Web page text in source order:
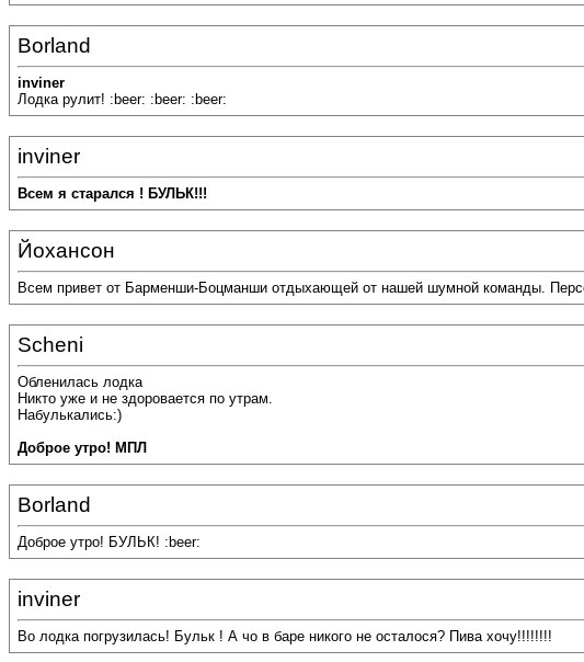
Borland
inviner
Лодка рулит! :beer: :beer: :beer:
inviner
Всем я старался ! БУЛЬК!!!
Йохансон
Всем привет от Барменши-Боцманши отдыхающей от нашей шумной команды.
Scheni
Обленилась лодка
Никто уже и не здоровается по утрам.
Набулькались:)
Доброе утро! МПЛ
Borland
Доброе утро! БУЛЬК! :beer:
inviner
Во лодка погрузилась! Бульк ! А чо в баре никого не осталося? Пива хочу!!!!!!!!